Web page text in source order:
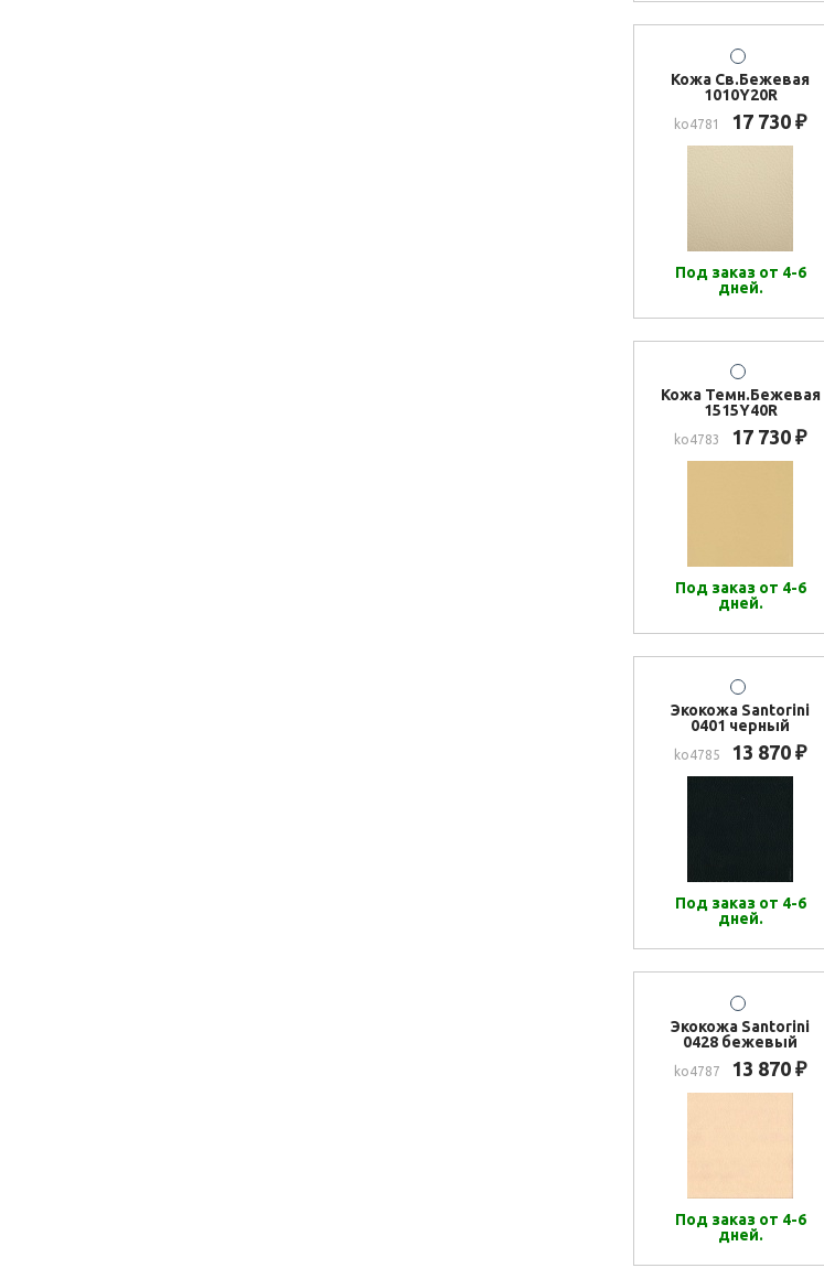
Кожа Св.Бежевая
1010Y20R
ko4781 17 730 ₽
Под заказ от 4-6
дней.
Кожа Темн.Бежевая
1515Y40R
ko4783 17 730 ₽
Под заказ от 4-6
дней.
Экокожа Santorini
0401 черный
ko4785 13 870 ₽
Под заказ от 4-6
дней.
Экокожа Santorini
0428 бежевый
ko4787 13 870 ₽
Под заказ от 4-6
дней.